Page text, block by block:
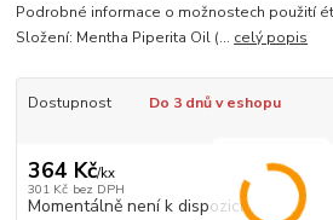
Podrobné informace o možnostech použití
Složení: Mentha Piperita Oil (... celý popis
Dostupnost Do 3 dnů v eshopu
364 Kč/kx
301 Kč bez DPH
Momentálně není k dispozici